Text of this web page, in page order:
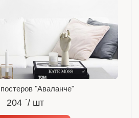
"Аваланче"
204`/ шт